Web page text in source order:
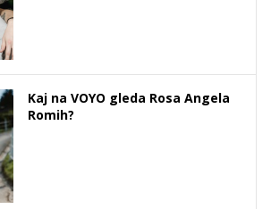
Kaj na VOYO gleda Rosa Angela
Romih?